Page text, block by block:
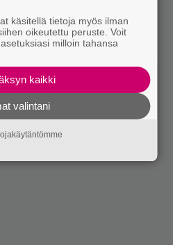
käsitellä tietoja myös ilman
oikeutettu peruste. Voit
milloin tahansa
kaikki
valintani